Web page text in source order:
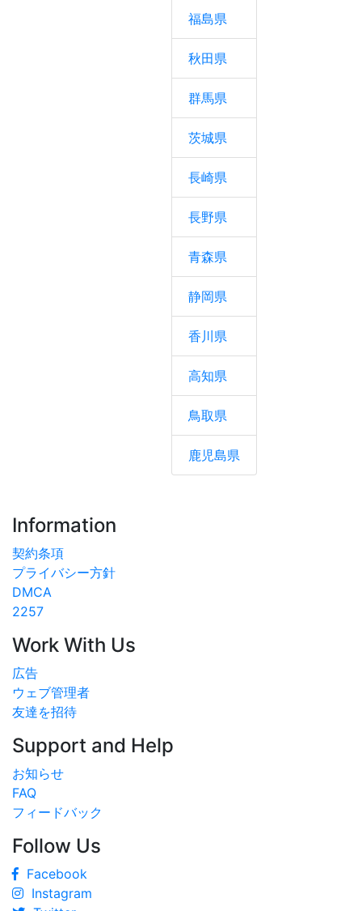
福島県
秋田県
群馬県
茨城県
長崎県
長野県
青森県
静岡県
香川県
高知県
鳥取県
鹿児島県
Information
契約条項
プライバシー方針
DMCA
2257
Work With Us
広告
ウェブ管理者
友達を招待
Support and Help
お知らせ
FAQ
フィードバック
Follow Us
Facebook
Instagram